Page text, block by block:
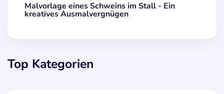
Malvorlage eines Schweins im Stall - Ein
kreatives Ausmalvergnügen
Top Kategorien